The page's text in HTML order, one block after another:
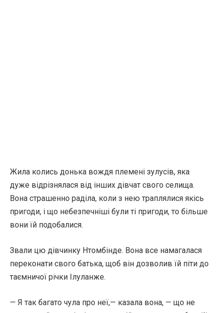
Жила колись донька вождя племені зулусів, яка
дуже відрізнялася від інших дівчат свого селища.
Вона страшенно раділа, коли з нею траплялися якісь
пригоди, і що небезпечніші були ті пригоди, то більше
вони їй подобалися.
Звали цю дівчинку Нтомбінде. Вона все намагалася
переконати свого батька, щоб він дозволив їй піти до
таємничої річки Ілуланже.
— Я так багато чула про неї,— казала вона, — що не